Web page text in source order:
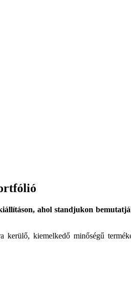
ahol standjukon
kiemelkedő minőségű